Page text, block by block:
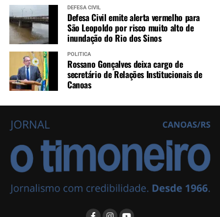
DEFESA CIVIL
Defesa Civil emite alerta vermelho para
São Leopoldo por risco muito alto de
inundação do Rio dos Sinos
POLÍTICA
Rossano Gonçalves deixa cargo de
secretário de Relações Institucionais de
Canoas